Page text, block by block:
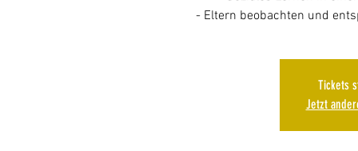
Tickets
Jetzt